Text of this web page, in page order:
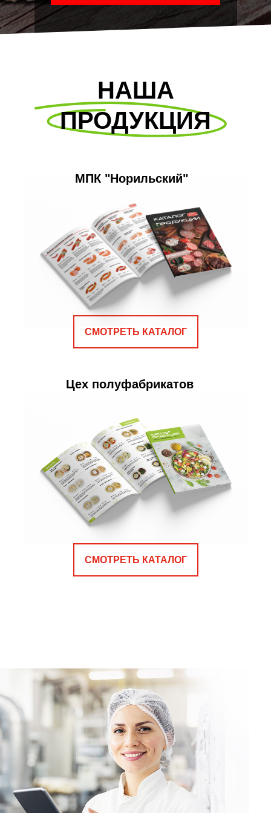
СМОТРЕТЬ КАТАЛОГ
СМОТРЕТЬ КАТАЛОГ
Цех полуфабрикатов
НАША
ПРОДУКЦИЯ
МПК "Норильский"